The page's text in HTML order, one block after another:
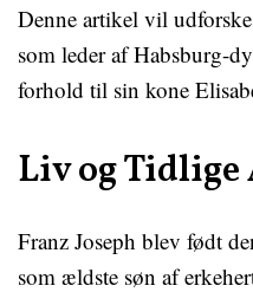
Denne artikel vil
som leder af Habsburg-
forhold til sin kone
Liv og Tidlige
Franz Joseph blev født
som ældste søn af